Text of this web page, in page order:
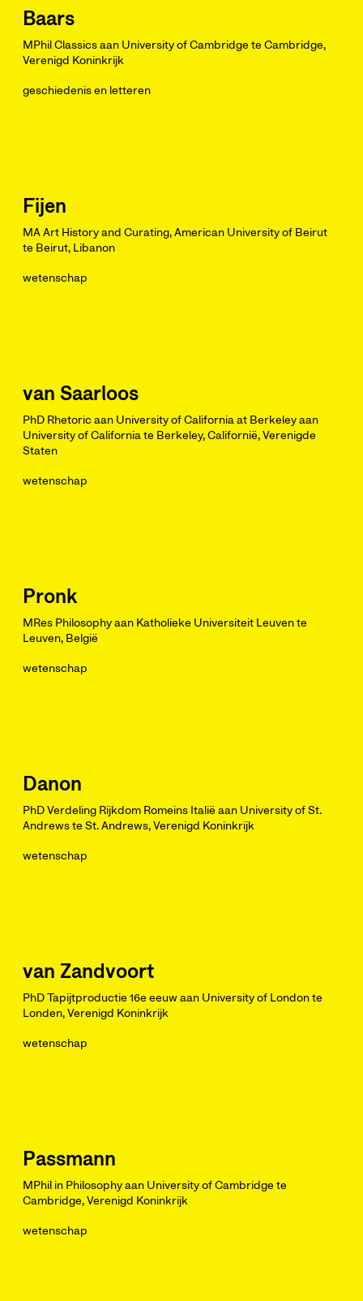
Baars
MPhil Classics aan University of Cambridge te Cambridge,
Verenigd Koninkrijk
geschiedenis en letteren
Fijen
MA Art History and Curating, American University of Beirut
te Beirut, Libanon
wetenschap
van Saarloos
PhD Rhetoric aan University of California at Berkeley aan
University of California te Berkeley, Californië, Verenigde
Staten
wetenschap
Pronk
MRes Philosophy aan Katholieke Universiteit Leuven te
Leuven, België
wetenschap
Danon
PhD Verdeling Rijkdom Romeins Italië aan University of St.
Andrews te St. Andrews, Verenigd Koninkrijk
wetenschap
van Zandvoort
PhD Tapijtproductie 16e eeuw aan University of London te
Londen, Verenigd Koninkrijk
wetenschap
Passmann
MPhil in Philosophy aan University of Cambridge te
Cambridge, Verenigd Koninkrijk
wetenschap